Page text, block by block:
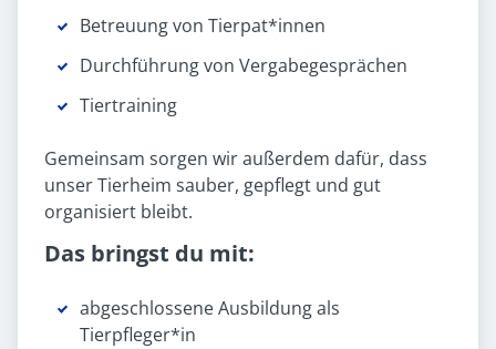
Betreuung von Tierpat*innen
Durchführung von Vergabegesprächen
Tiertraining
Gemeinsam sorgen wir außerdem dafür, dass
unser Tierheim sauber, gepflegt und gut
organisiert bleibt.
Das bringst du mit:
abgeschlossene Ausbildung als
Tierpfleger*in